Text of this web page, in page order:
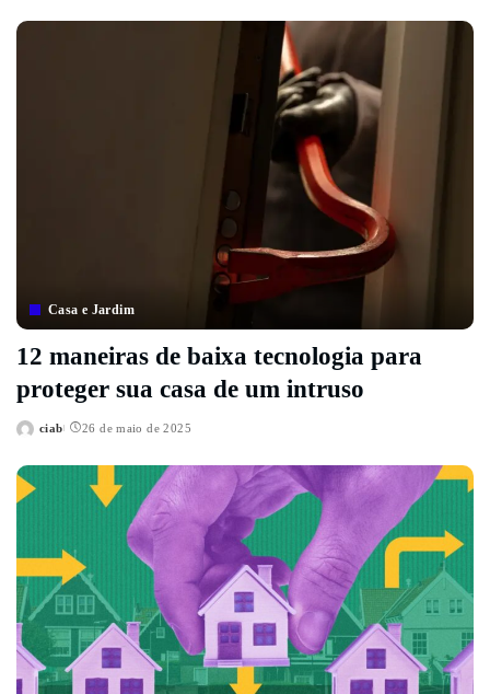
Casa e Jardim
12 maneiras de baixa tecnologia para
proteger sua casa de um intruso
Posted
ciab 26 de maio de 2025